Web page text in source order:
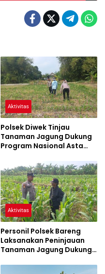
Aktivitas
Polsek Diwek Tinjau
Tanaman Jagung Dukung
Program Nasional Asta
Aktivitas
Personil Polsek Bareng
Laksanakan Peninjauan
Tanaman Jagung Dukung
Pangan